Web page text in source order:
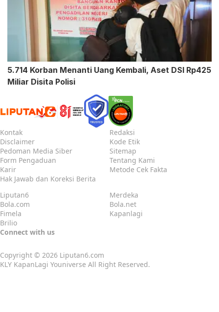
5.714 Korban Menanti Uang Kembali, Aset DSI Rp425
Miliar Disita Polisi
Kontak
Redaksi
Disclaimer
Kode Etik
Pedoman Media Siber
Sitemap
Form Pengaduan
Tentang Kami
Karir
Metode Cek Fakta
Hak Jawab dan Koreksi Berita
Liputan6
Merdeka
Bola.com
Bola.net
Fimela
Kapanlagi
Brilio
Connect with us
Copyright © 2026 Liputan6.com
KLY KapanLagi Youniverse All Right Reserved.